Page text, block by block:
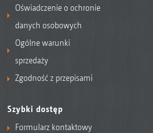
Oświadczenie o ochronie
danych osobowych
Ogólne warunki
sprzedaży
Zgodność z przepisami
Szybki dostęp
Formularz kontaktowy